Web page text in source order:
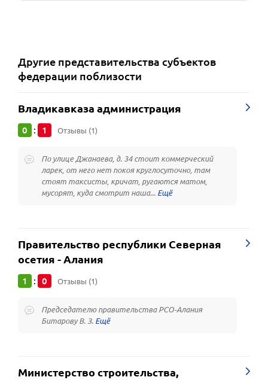
Другие представительства субъектов
федерации поблизости
Владикавказа администрация
0 : 1 Отзывы (1)
По улице Джанаева, д. 34 стоит коммерческий
ларек, от него нет покоя круглосуточно, там
стоят таксисты, кричат, ругаются матом,
мусорят, куда смотрит наша...
Правительство республики Северная
осетия - Алания
1 : 0 Отзывы (1)
Председателю правительства РСО-Алания
Битарову В. З.
Министерство строительства,